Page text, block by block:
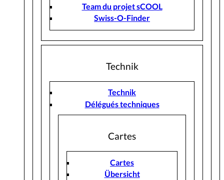
Team du projet sCOOL
Swiss-O-Finder
Technik
Technik
Délégués techniques
Cartes
Cartes
Übersicht